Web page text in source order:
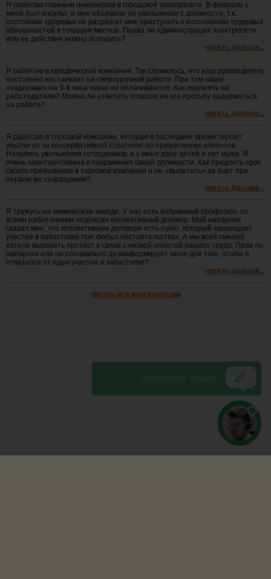
Я работаю главным инженером в городской электросети. В феврале у
меня был инсульт, и мне объявили об увольнении с должности, т.к.
состояние здоровья не разрешат мне приступить к исполнению трудовых
обязанностей в текущем месяце. Права ли администрация электросети
или ее действия можно оспорить?
читать дальше...
Я работаю в юридической компании. Так сложилось, что наш руководитель
постоянно настаивает на сверхурочной работе. При том наши
«задержки» на 3-4 часа никак не оплачиваются. Как повлиять на
работодателя? Можно ли ответить отказом на его просьбу задержаться
на работе?
читать дальше...
Я работаю в торговой компании, которая в последнее время терпит
убытки из за консервативной стратегии по привлечению клиентов.
Начались увольнения сотрудников, а у меня двое детей и нет мужа. Я
очень заинтересована в сохранении своей должности. Как продлить срок
своего пребывания в торговой компании и не «вылететь» за борт при
первом же сокращении?
читать дальше...
Я тружусь на химическом заводе. У нас есть избранный профсоюз, со
всеми работниками подписан коллективный договор. Мой напарник
сказал мне, что коллективном договоре есть пункт, который запрещает
участие в забастовке при любых обстоятельствах. А мы всей сменой
хотели выразить протест в связи с низкой оплатой нашего труда. Прав ли
напарник или он специально дезинформирует меня для того, чтобы я
отказался от идеи участия в забастовке?
читать дальше...
Читать все консультации